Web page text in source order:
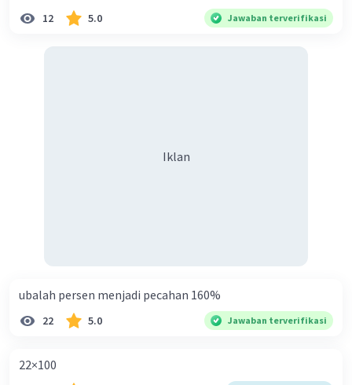
12 5.0 Jawaban terverifikasi
Iklan
ubalah persen menjadi pecahan 160%
22 5.0 Jawaban terverifikasi
22×100